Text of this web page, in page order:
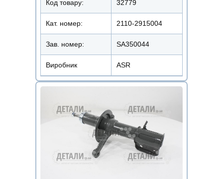
Код товару: 32779
Кат. номер: 2110-2915004
Зав. номер: SA350044
Виробник ASR